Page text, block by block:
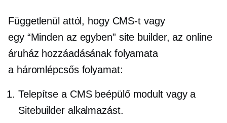
Függetlenül attól, hogy CMS-t vagy
egy “Minden az egyben” site builder, az online
áruház hozzáadásának folyamata
a háromlépcsősfolyamat:
Telepítse a CMS beépülő modult vagy a
Sitebuilder alkalmazást.